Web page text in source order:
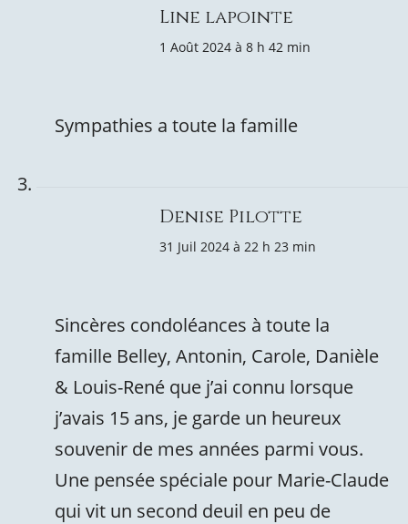
Line lapointe
1 Août 2024 à 8 h 42 min
Sympathies a toute la famille
Denise Pilotte
31 Juil 2024 à 22 h 23 min
Sincères condoléances à toute la
famille Belley, Antonin, Carole, Danièle
& Louis-René que j’ai connu lorsque
j’avais 15 ans, je garde un heureux
souvenir de mes années parmi vous.
Une pensée spéciale pour Marie-Claude
qui vit un second deuil en peu de